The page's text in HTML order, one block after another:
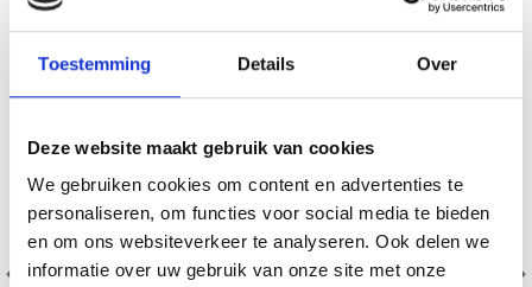
Toestemming Details Over
Deze website maakt gebruik van cookies
We gebruiken cookies om content en advertenties te
personaliseren, om functies voor social media te bieden
en om ons websiteverkeer te analyseren. Ook delen we
informatie over uw gebruik van onze site met onze